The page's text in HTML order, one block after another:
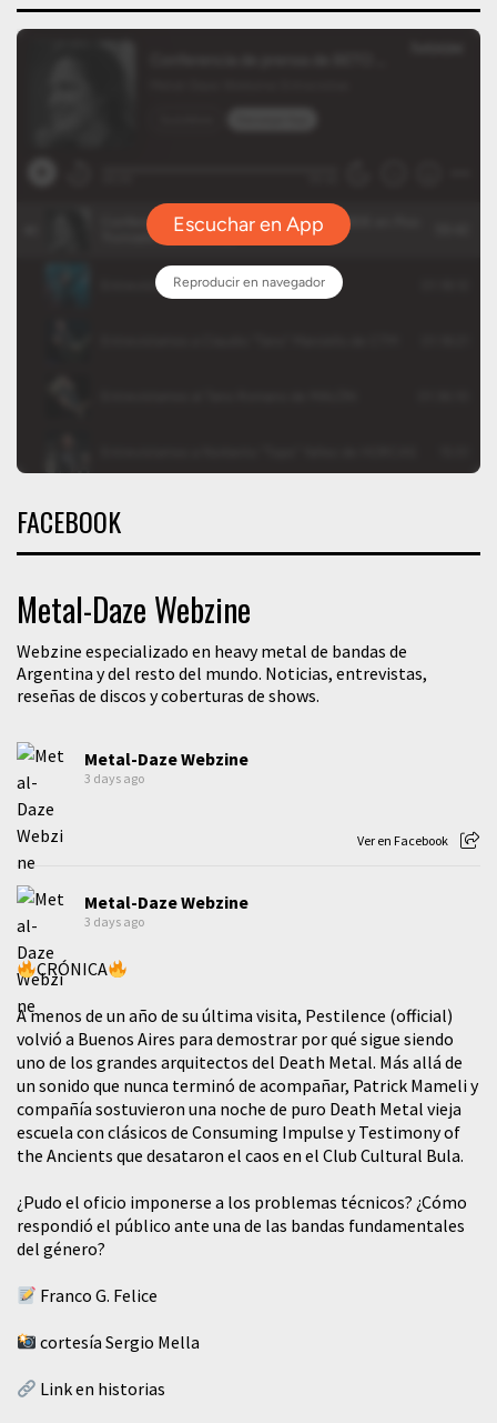
FACEBOOK
Metal-Daze Webzine
Webzine especializado en heavy metal de bandas de
Argentina y del resto del mundo. Noticias, entrevistas,
reseñas de discos y coberturas de shows.
Metal-Daze Webzine
3 days ago
Ver en Facebook
Metal-Daze Webzine
3 days ago
CRÓNICA
A menos de un año de su última visita, Pestilence (official)
volvió a Buenos Aires para demostrar por qué sigue siendo
uno de los grandes arquitectos del Death Metal. Más allá de
un sonido que nunca terminó de acompañar, Patrick Mameli y
compañía sostuvieron una noche de puro Death Metal vieja
escuela con clásicos de Consuming Impulse y Testimony of
the Ancients que desataron el caos en el Club Cultural Bula.
¿Pudo el oficio imponerse a los problemas técnicos? ¿Cómo
respondió el público ante una de las bandas fundamentales
del género?
Franco G. Felice
cortesía Sergio Mella
Link en historias